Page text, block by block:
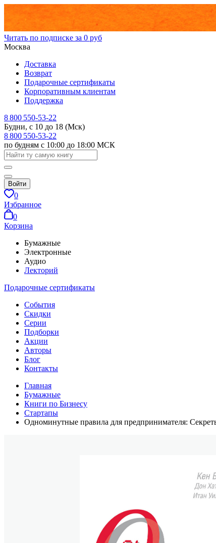
Читать по подписке за 0 руб
Москва
Доставка
Возврат
Подарочные сертификаты
Корпоративным клиентам
Поддержка
8 800 550-53-22
Будни, с 10 до 18 (Мск)
8 800 550-53-22
по будням с 10:00 до 18:00 МСК
Войти
0
Избранное
0
Корзина
Бумажные
Электронные
Аудио
Лекторий
Подарочные сертификаты
События
Скидки
Серии
Подборки
Акции
Авторы
Блог
Контакты
Главная
Бумажные
Книги по Бизнесу
Стартапы
Одноминутные правила для предпринимателя: